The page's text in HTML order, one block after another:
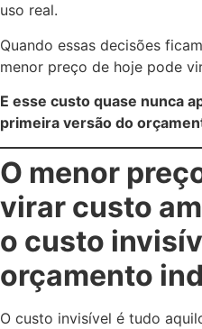
uso real.
Quando essas decisões
menor preço de hoje pode
E esse custo quase nunca
primeira versão do
O menor
virar custo
o custo
orçamento
O custo invisível é tudo